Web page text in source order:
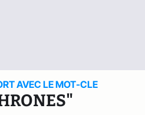
AVEC LE MOT-CLE